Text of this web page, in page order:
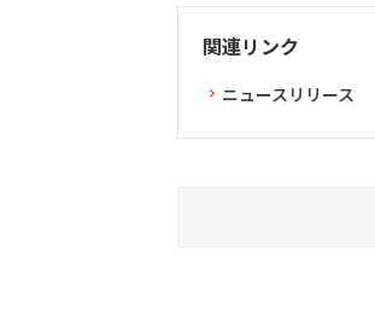
関連リンク
ニュースリリース